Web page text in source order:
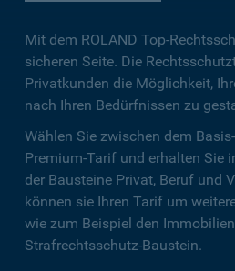
Mit dem ROLAND Top-
sicheren Seite. Die
Privatkunden die Möglichkeit,
nach Ihren Bedürfnissen zu
Wählen Sie zwischen dem
Premium-Tarif und erhalten Sie
der Bausteine Privat, Beruf und
können sie Ihren Tarif um
wie zum Beispiel den
Strafrechtsschutz-Baustein.